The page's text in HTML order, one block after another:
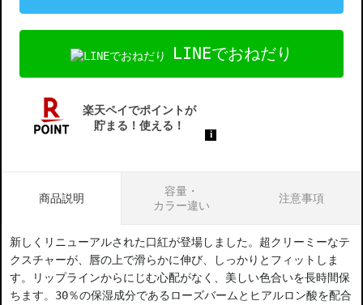
LINEでおねだり
商品説明
容量・
カラー違い
注意事項
新しくリニューアルされた口紅が登場しました。超クリーミーなテ
クスチャーが、唇の上で滑らかに伸び、しっかりとフィットしま
す。リップラインからにじむ心配がなく、美しい色合いを長時間保
ちます。30％の保湿成分であるローズバームとヒアルロン酸を配合